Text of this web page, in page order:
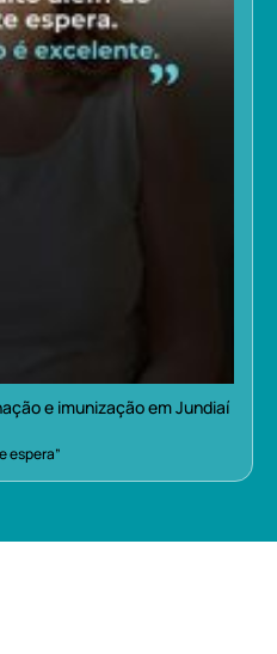
e imunização em Jundiaí
espera”